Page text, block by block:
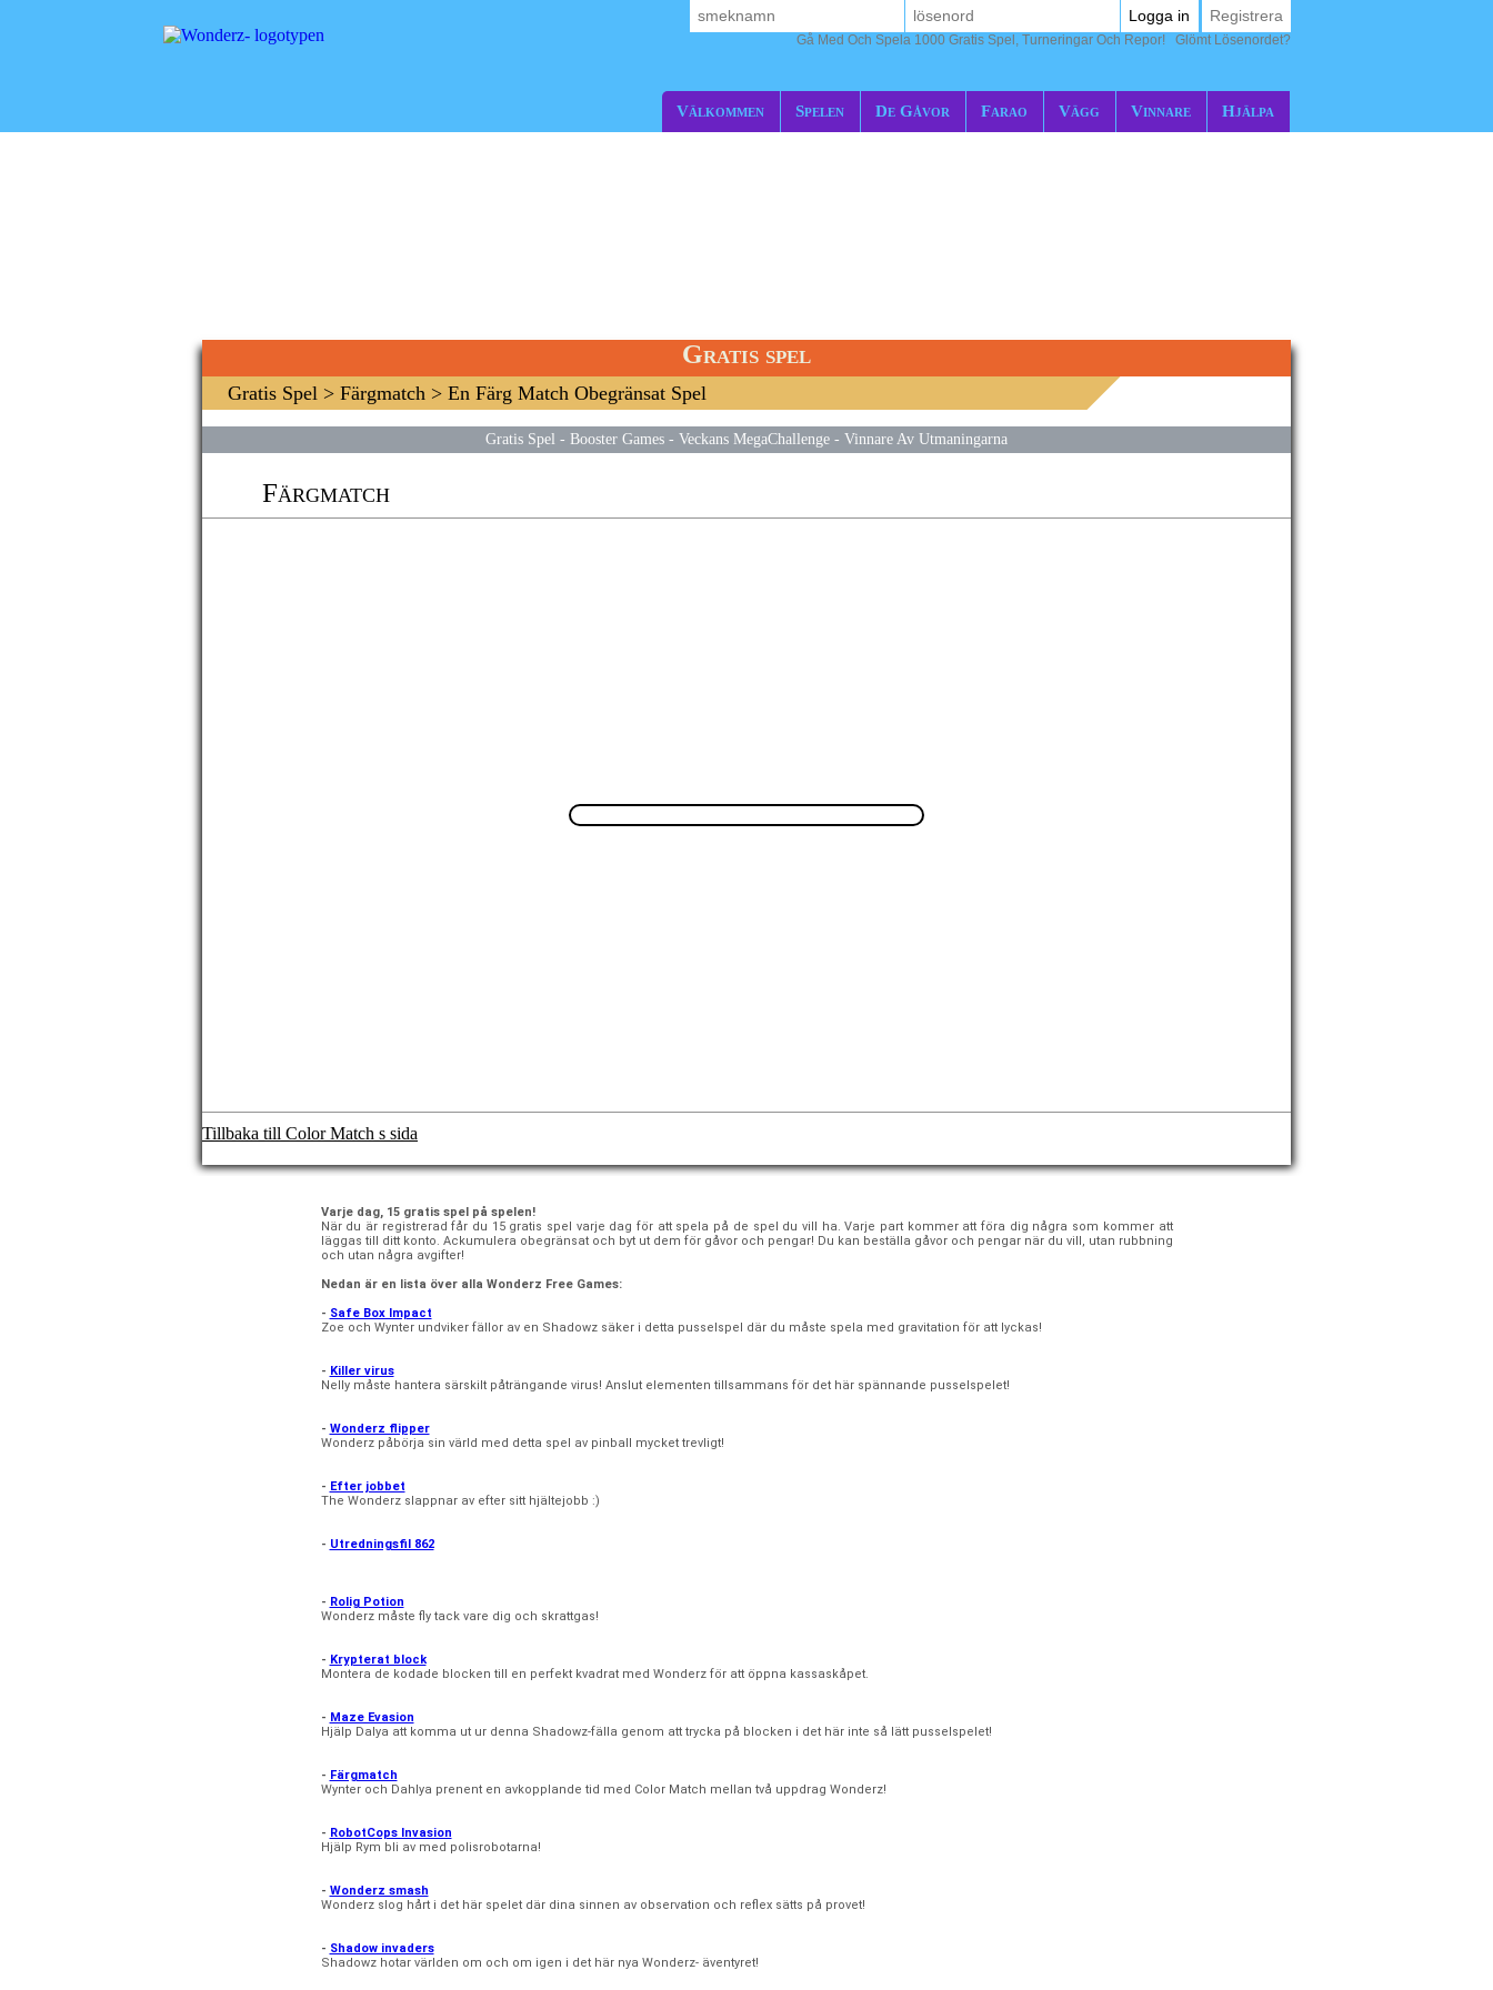
Välkommen Spelen De Gåvor Farao Vägg Vinnare Hjälpa
Logga in Registrera
Gå Med Och Spela 1000 Gratis Spel, Turneringar Och Repor! Glömt Lösenordet?
Gratis spel
Gratis Spel > Färgmatch > En Färg Match Obegränsat Spel
Gratis Spel - Booster Games - Veckans MegaChallenge - Vinnare Av Utmaningarna
Färgmatch
Tillbaka till Color Match s sida
Varje dag, 15 gratis spel på spelen!
När du är registrerad får du 15 gratis spel varje dag för att spela på de spel du vill ha. Varje part kommer att föra dig några som kommer att
läggas till ditt konto. Ackumulera obegränsat och byt ut dem för gåvor och pengar! Du kan beställa gåvor och pengar när du vill, utan rubbning
och utan några avgifter!
Nedan är en lista över alla Wonderz Free Games:
- Safe Box Impact
Zoe och Wynter undviker fällor av en Shadowz säker i detta pusselspel där du måste spela med gravitation för att lyckas!
- Killer virus
Nelly måste hantera särskilt påträngande virus! Anslut elementen tillsammans för det här spännande pusselspelet!
- Wonderz flipper
Wonderz påbörja sin värld med detta spel av pinball mycket trevligt!
- Efter jobbet
The Wonderz slappnar av efter sitt hjältejobb :)
- Utredningsfil 862
- Rolig Potion
Wonderz måste fly tack vare dig och skrattgas!
- Krypterat block
Montera de kodade blocken till en perfekt kvadrat med Wonderz för att öppna kassaskåpet.
- Maze Evasion
Hjälp Dalya att komma ut ur denna Shadowz-fälla genom att trycka på blocken i det här inte så lätt pusselspelet!
- Färgmatch
Wynter och Dahlya prenent en avkopplande tid med Color Match mellan två uppdrag Wonderz!
- RobotCops Invasion
Hjälp Rym bli av med polisrobotarna!
- Wonderz smash
Wonderz slog hårt i det här spelet där dina sinnen av observation och reflex sätts på provet!
- Shadow invaders
Shadowz hotar världen om och om igen i det här nya Wonderz- äventyret!